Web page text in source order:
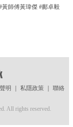
黃師傅黃瑋傑 #鄺卓毅
明 私隱政策｜ 聯絡
All rights reserved.